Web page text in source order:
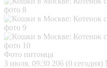
Фото питомца
3 июля, 09:30 206 (0 сегодня)